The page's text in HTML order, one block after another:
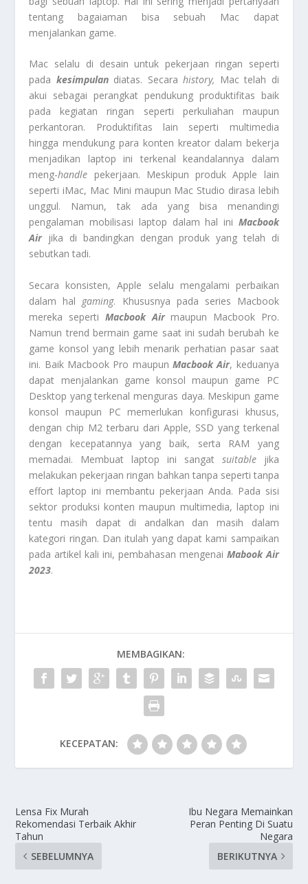
tentang bagaiaman bisa sebuah Mac dapat
menjalankan game.
Mac selalu di desain untuk pekerjaan ringan seperti
pada kesimpulandiatas. Secarahistory, Mac telah di
akui sebagai perangkat pendukung produktifitas baik
pada kegiatan ringan seperti perkuliahan maupun
perkantoran. Produktifitas lain seperti multimedia
hingga mendukung para konten kreator dalam bekerja
menjadikan laptop ini terkenal keandalannya dalam
meng-handle pekerjaan. Meskipun produk Apple lain
seperti iMac, Mac Mini maupun Mac Studio dirasa lebih
unggul. Namun, tak ada yang bisa menandingi
pengalaman mobilisasi laptop dalam hal ini Macbook
Airjika di bandingkan dengan produk yang telah di
sebutkan tadi.
Secara konsisten, Apple selalu mengalami perbaikan
dalam hal gaming. Khususnya pada series Macbook
mereka seperti Macbook Airmaupun Macbook Pro.
Namun trend bermain game saat ini sudah berubah ke
game konsol yang lebih menarik perhatian pasar saat
ini. Baik Macbook Pro maupun Macbook Air, keduanya
dapat menjalankan game konsol maupun game PC
Desktop yang terkenal menguras daya. Meskipun game
konsol maupun PC memerlukan konfigurasi khusus,
dengan chip M2 terbaru dari Apple, SSD yang terkenal
dengan kecepatannya yang baik, serta RAM yang
memadai. Membuat laptop ini sangat suitablejika
melakukan pekerjaan ringan bahkan tanpa seperti tanpa
effort laptop ini membantu pekerjaan Anda. Pada sisi
sektor produksi konten maupun multimedia, laptop ini
tentu masih dapat di andalkan dan masih dalam
kategori ringan. Dan itulah yang dapat kami sampaikan
pada artikel kali ini, pembahasan mengenai Mabook Air
2023.
MEMBAGIKAN:
KECEPATAN:
Lensa Fix Murah
Rekomendasi Terbaik Akhir
Tahun
SEBELUMNYA
Ibu Negara Memainkan
Peran Penting Di Suatu
Negara
BERIKUTNYA